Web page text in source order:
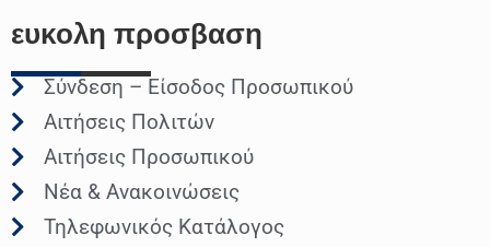
ευκολη προσβαση
Σύνδεση – Είσοδος Προσωπικού
Αιτήσεις Πολιτών
Αιτήσεις Προσωπικού
Νέα & Ανακοινώσεις
Τηλεφωνικός Κατάλογος